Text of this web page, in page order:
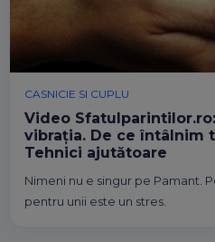
CASNICIE SI CUPLU
Video
vibrația. De ce întâlnim
Tehnici ajutătoare
Nimeni nu e singur pe Pamant.
pentru unii este un stres.